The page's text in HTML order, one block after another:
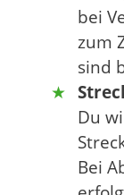
bei
zum
sind
Du
Bei